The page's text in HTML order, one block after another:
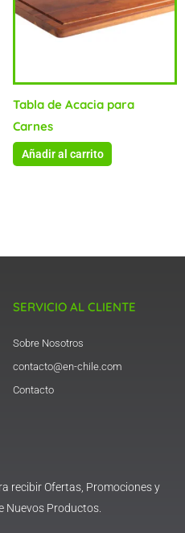
Tabla de Acacia para
Carnes
Añadir al carrito
SERVICIO AL CLIENTE
Sobre Nosotros
contacto@en-chile.com
Contacto
recibir Ofertas, Promociones y
Nuevos Productos.